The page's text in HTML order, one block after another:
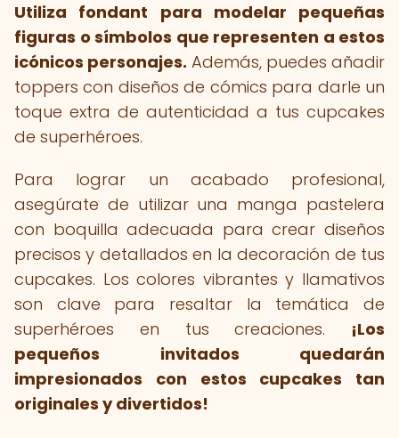
Utiliza fondant para modelar pequeñas
figuras o símbolos que representen a estos
icónicos personajes. Además, puedes añadir
toppers con diseños de cómics para darle un
toque extra de autenticidad a tus cupcakes
de superhéroes.
Para lograr un acabado profesional,
asegúrate de utilizar una manga pastelera
con boquilla adecuada para crear diseños
precisos y detallados en la decoración de tus
cupcakes. Los colores vibrantes y llamativos
son clave para resaltar la temática de
superhéroes en tus creaciones. ¡Los
pequeños invitados quedarán
impresionados con estos cupcakes tan
originales y divertidos!